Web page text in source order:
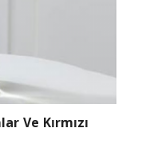
Ve Kırmızı